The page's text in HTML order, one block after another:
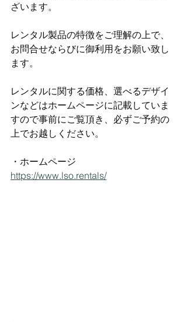
ざいます。
レンタル製品の特徴をご理解の上で、
お問合せならびに御利用をお願い致し
ます。
レンタルに関する価格、選べるデザイ
ンなどはホームページに記載していま
すので事前にご覧頂き、必ずご予約の
上でお越しください。
・ホームページ
https://www.lso.rentals/